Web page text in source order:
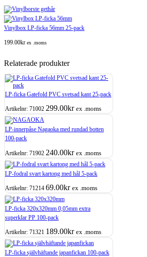
Vinylbox LP-ficka 56mm 25-pack
199.00kr ex .moms
Relaterade produkter
LP-ficka Gatefold PVC svetsad kant 25-pack
Artikelnr: 71002 299.00kr ex .moms
LP-innerpåse Nagaoka med rundad botten
100-pack
Artikelnr: 71902 240.00kr ex .moms
LP-fodral svart kartong med hål 5-pack
Artikelnr: 71214 69.00kr ex .moms
LP-ficka 320x320mm 0,05mm extra
superklar PP 100-pack
Artikelnr: 71321 189.00kr ex .moms
LP-ficka självhäftande japanfickan 100-pack